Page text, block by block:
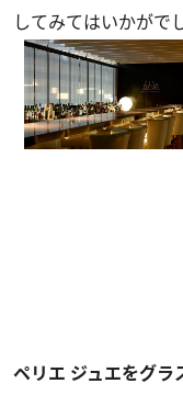
してみてはいかがで
ペリエ ジュエをグラ